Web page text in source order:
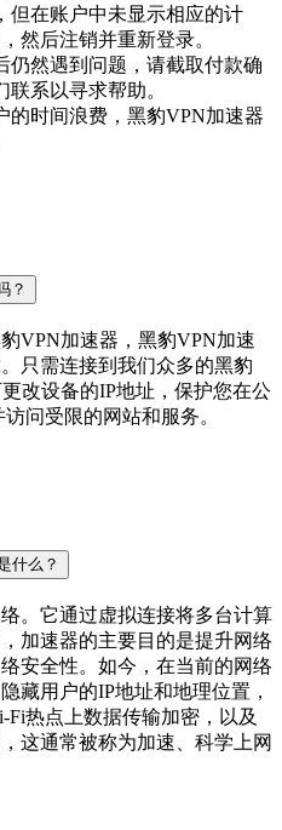
但在账户中未显示相应的计
然后注销并重新登录。
仍然遇到问题，请截取付款确
系以寻求帮助。
的时间浪费，黑豹VPN加速器
？
VPN加速器，黑豹VPN加速
只需连接到我们众多的黑豹
改设备的IP地址，保护您在公
问受限的网站和服务。
什么？
。它通过虚拟连接将多台计算
加速器的主要目的是提升网络
安全性。如今，在当前的网络
藏用户的IP地址和地理位置，
热点上数据传输加密，以及
这通常被称为加速、科学上网